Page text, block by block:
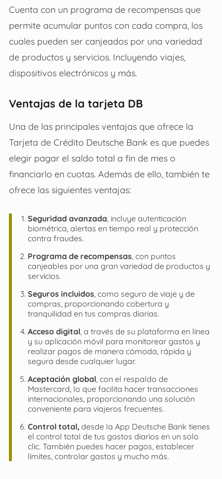
Cuenta con un programa de recompensas que
permite acumular puntos con cada compra, los
cuales pueden ser canjeados por una variedad
de productos y servicios. Incluyendo viajes,
dispositivos electrónicos y más.
Ventajas de la tarjeta DB
Una de las principales ventajas que ofrece la
Tarjeta de Crédito Deutsche Bank es que puedes
elegir pagar el saldo total a fin de mes o
financiarlo en cuotas. Además de ello, también te
ofrece las siguientes ventajas:
Seguridad avanzada, incluye autenticación
biométrica, alertas en tiempo real y protección
contra fraudes.
Programa de recompensas, con puntos
canjeables por una gran variedad de productos y
servicios.
Seguros incluidos, como seguro de viaje y de
compras, proporcionando cobertura y
tranquilidad en tus compras diarias.
Acceso digital, a través de su plataforma en línea
y su aplicación móvil para monitorear gastos y
realizar pagos de manera cómoda, rápida y
segura desde cualquier lugar.
Aceptación global, con el respaldo de
Mastercard, lo que facilita hacer transacciones
internacionales, proporcionando una solución
conveniente para viajeros frecuentes.
Control total, desde la App Deutsche Bank tienes
el control total de tus gastos diarios en un solo
clic. También puedes hacer pagos, establecer
límites, controlar gastos y mucho más.